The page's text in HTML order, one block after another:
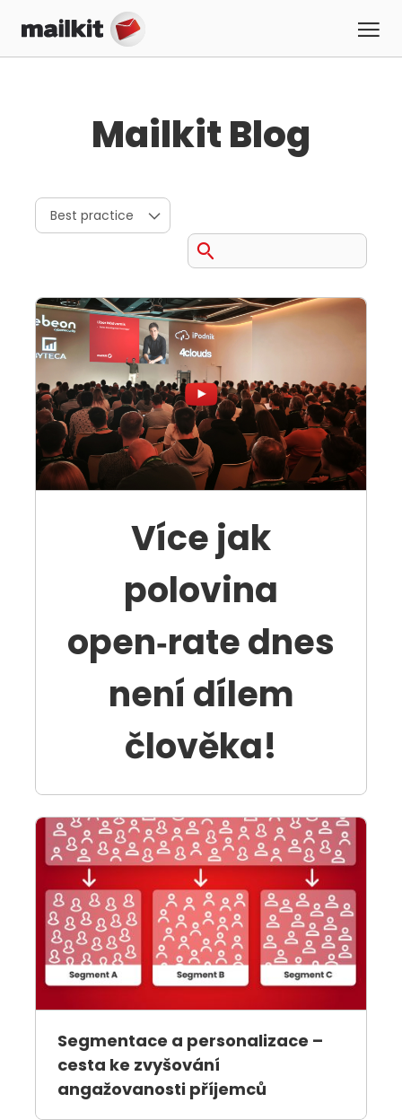
Mailkit Blog
Best practice
Více jak
polovina
open‑rate dnes
není dílem
člověka!
Segmentace a personalizace –
cesta ke zvyšování
angažovanosti příjemců